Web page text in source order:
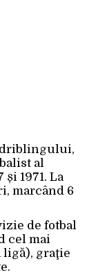
driblingului,
al
1971. La
marcând 6
de fotbal
cel mai
ligă), graţie